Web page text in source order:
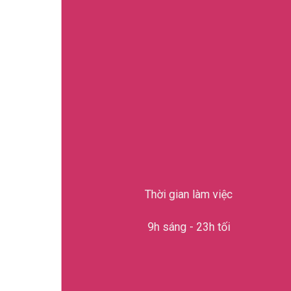
Thời gian làm việc
9h sáng - 23h tối